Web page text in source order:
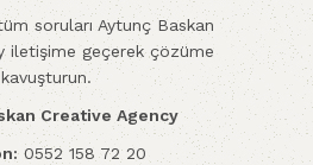
soruları Aytunç Baskan
iletişime geçerek çözüme
kavuşturun.
Creative Agency
0552 158 72 20